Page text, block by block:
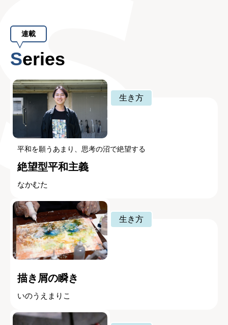
連載
Series
生き方
平和を願うあまり、思考の沼で絶望する
絶望型平和主義
なかむた
生き方
描き屑の瞬き
いのうえまりこ